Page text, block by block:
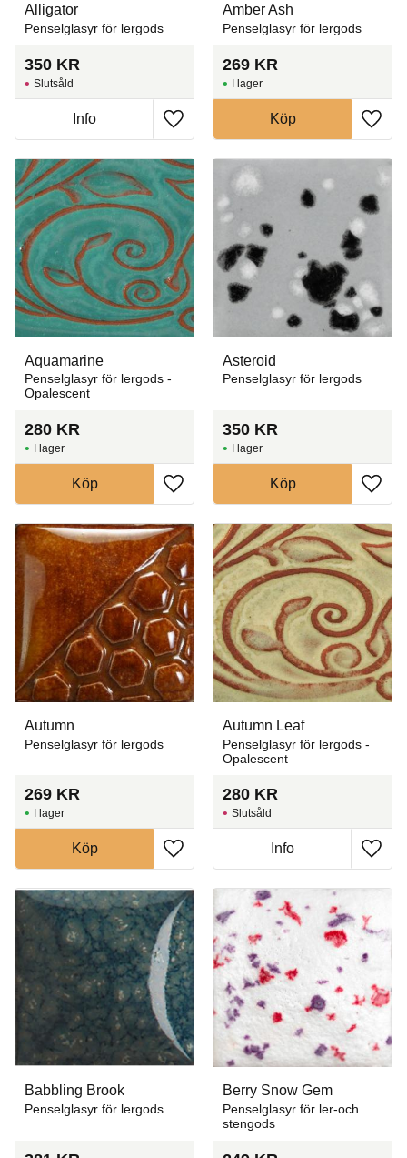
Alligator
Penselglasyr för lergods
350 KR
Lägg till i favoriter
Slutsåld
Info
Amber Ash
Penselglasyr för lergods
269 KR
Lägg
I lager
Köp
Aquamarine
Penselglasyr för lergods -
Opalescent
280 KR
Lägg till i favoriter
I lager
Köp
Asteroid
Penselglasyr för lergods
350 KR
Lägg
I lager
Köp
Autumn
Penselglasyr för lergods
269 KR
Lägg till i favoriter
I lager
Köp
Autumn Leaf
Penselglasyr för lergods -
Opalescent
280 KR
Lägg
Slutsåld
Info
Babbling Brook
Penselglasyr för lergods
Berry Snow Gem
Penselglasyr för ler-och
stengods